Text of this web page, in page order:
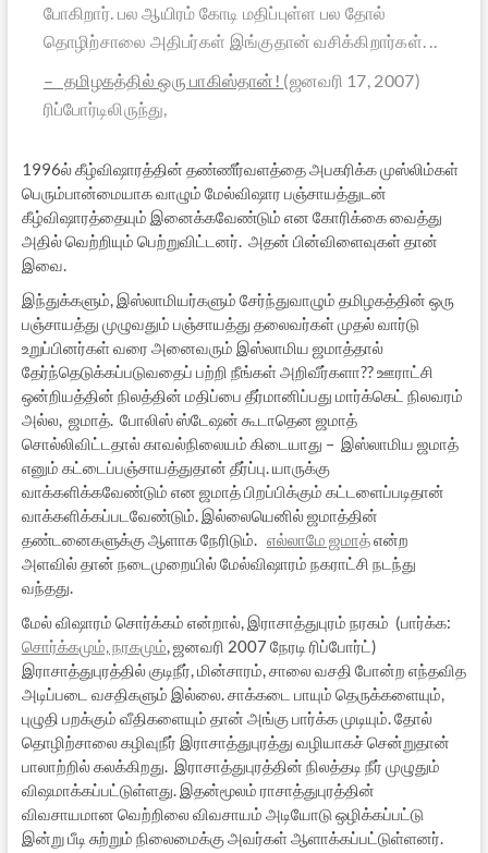
போகிறார். பல ஆயிரம் கோடி மதிப்புள்ள பல தோல்
தொழிற்சாலை அதிபர்கள் இங்குதான் வசிக்கிறார்கள். ..
– தமிழகத்தில் ஒரு பாகிஸ்தான்! (ஜனவரி 17, 2007)
ரிப்போர்டிலிருந்து,
1996ல் கீழ்விஷாரத்தின் தண்ணீர்வளத்தை அபகரிக்க முஸ்லிம்கள்
பெரும்பான்மையாக வாழும் மேல்விஷார பஞ்சாயத்துடன்
கீழ்விஷாரத்தையும் இனைக்கவேண்டும் என கோரிக்கை வைத்து
அதில் வெற்றியும் பெற்றுவிட்டனர். அதன் பின்விளைவுகள் தான்
இவை.
இந்துக்களும், இஸ்லாமியர்களும் சேர்ந்துவாழும் தமிழகத்தின் ஒரு
பஞ்சாயத்து முழுவதும் பஞ்சாயத்து தலைவர்கள் முதல் வார்டு
உறுப்பினர்கள் வரை அனைவரும் இஸ்லாமிய ஜமாத்தால்
தேர்ந்தெடுக்கப்படுவதைப் பற்றி நீங்கள் அறிவீர்களா?? ஊராட்சி
ஒன்றியத்தின் நிலத்தின் மதிப்பை தீர்மானிப்பது மார்க்கெட் நிலவரம்
அல்ல, ஜமாத். போலிஸ் ஸ்டேஷன் கூடாதென ஜமாத்
சொல்லிவிட்டதால் காவல்நிலையம் கிடையாது – இஸ்லாமிய ஜமாத்
எனும் கட்டைப்பஞ்சாயத்துதான் தீர்ப்பு. யாருக்கு
வாக்களிக்கவேண்டும் என ஜமாத் பிறப்பிக்கும் கட்டளைப்படிதான்
வாக்களிக்கப்படவேண்டும். இல்லையெனில் ஜமாத்தின்
தண்டனைகளுக்கு ஆளாக நேரிடும். எல்லாமே ஜமாத்என்ற
அளவில் தான் நடைமுறையில் மேல்விஷாரம் நகராட்சி நடந்து
வந்தது.
மேல் விஷாரம் சொர்க்கம் என்றால், இராசாத்துபுரம் நரகம் (பார்க்க:
சொர்க்கமும், நரகமும், ஜனவரி 2007 நேரடி ரிப்போர்ட்)
இராசாத்துபுரத்தில் குடிநீர், மின்சாரம், சாலை வசதி போன்ற எந்தவித
அடிப்படை வசதிகளும் இல்லை. சாக்கடை பாயும் தெருக்களையும்,
புழுதி பறக்கும் வீதிகளையும் தான் அங்கு பார்க்க முடியும். தோல்
தொழிற்சாலை கழிவுநீர் இராசாத்துபுரத்து வழியாகச் சென்றுதான்
பாலாற்றில் கலக்கிறது. இராசாத்துபுரத்தின் நிலத்தடி நீர் முழுதும்
விஷமாக்கப்பட்டுள்ளது. இதன்மூலம் ராசாத்துபுரத்தின்
விவசாயமான வெற்றிலை விவசாயம் அடியோடு ஒழிக்கப்பட்டு
இன்று பீடி சுற்றும் நிலைமைக்கு அவர்கள் ஆளாக்கப்பட்டுள்ளனர்.